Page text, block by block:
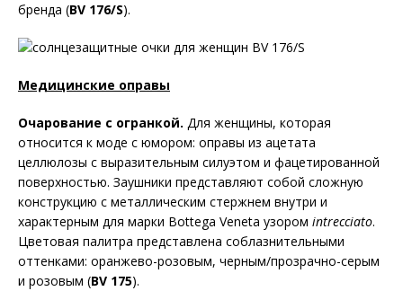
бренда (BV 176/S).
Медицинские оправы
Очарование с огранкой. Для женщины, которая
относится к моде с юмором: оправы из ацетата
целлюлозы с выразительным силуэтом и фацетированной
поверхностью. Заушники представляют собой сложную
конструкцию с металлическим стержнем внутри и
характерным для марки Bottega Veneta узором intrecciato.
Цветовая палитра представлена соблазнительными
оттенками: оранжево-розовым, черным/прозрачно-серым
и розовым (BV 175).